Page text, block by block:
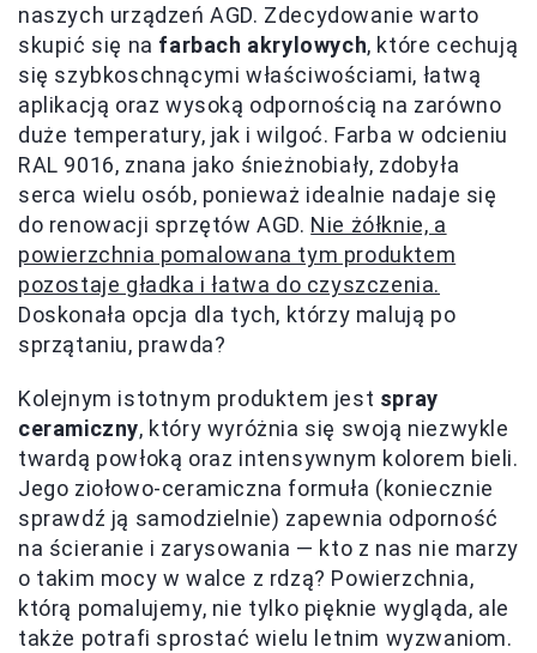
naszych urządzeń AGD. Zdecydowanie warto
skupić się na farbach akrylowych, które cechują
się szybkoschnącymi właściwościami, łatwą
aplikacją oraz wysoką odpornością na zarówno
duże temperatury, jak i wilgoć. Farba w odcieniu
RAL 9016, znana jako śnieżnobiały, zdobyła
serca wielu osób, ponieważ idealnie nadaje się
do renowacji sprzętów AGD. Nie żółknie, a
powierzchnia pomalowana tym produktem
pozostaje gładka i łatwa do czyszczenia.
Doskonała opcja dla tych, którzy malują po
sprzątaniu, prawda?
Kolejnym istotnym produktem jest spray
ceramiczny, który wyróżnia się swoją niezwykle
twardą powłoką oraz intensywnym kolorem bieli.
Jego ziołowo-ceramiczna formuła (koniecznie
sprawdź ją samodzielnie) zapewnia odporność
na ścieranie i zarysowania — kto z nas nie marzy
o takim mocy w walce z rdzą? Powierzchnia,
którą pomalujemy, nie tylko pięknie wygląda, ale
także potrafi sprostać wielu letnim wyzwaniom.